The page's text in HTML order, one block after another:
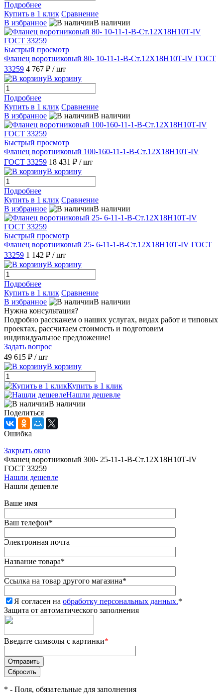
Подробнее
Купить в 1 клик Сравнение
В избранное
В наличии
Быстрый просмотр
Фланец воротниковый 80- 10-11-1-B-Ст.12Х18Н10Т-IV ГОСТ
33259 4 767 ₽ / шт
В корзину
Подробнее
Купить в 1 клик Сравнение
В избранное
В наличии
Быстрый просмотр
Фланец воротниковый 100-160-11-1-В-Ст.12Х18Н10Т-IV
ГОСТ 33259 18 431 ₽ / шт
В корзину
Подробнее
Купить в 1 клик Сравнение
В избранное
В наличии
Быстрый просмотр
Фланец воротниковый 25- 6-11-1-B-Ст.12Х18Н10Т-IV ГОСТ
33259 1 142 ₽ / шт
В корзину
Подробнее
Купить в 1 клик Сравнение
В избранное
В наличии
Нужна консультация?
Подробно расскажем о наших услугах, видах работ и типовых
проектах, рассчитаем стоимость и подготовим
индивидуальное предложение!
Задать вопрос
49 615 ₽ / шт
В корзину
Купить в 1 клик
Нашли дешевле
В наличии
Поделиться
Ошибка
Закрыть окно
Фланец воротниковый 300- 25-11-1-B-Ст.12Х18Н10Т-IV
ГОСТ 33259
Нашли дешевле
Нашли дешевле
Ваше имя
Ваш телефон*
Электронная почта
Название товара*
Ссылка на товар другого магазина*
Я согласен на обработку персональных данных.*
Защита от автоматического заполнения
Введите символы с картинки*
* - Поля, обязательные для заполнения